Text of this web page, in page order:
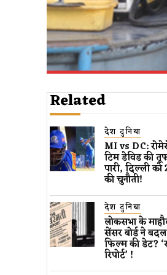
Related
देश दुनिया
MI vs DC:
टिम डेविड की
पारी, दिल्ली
की चुनौती!
देश दुनिया
लोकसभा के
सेंसर बोर्ड ने
फिल्म की डेट?
रिपोर्ट’ !